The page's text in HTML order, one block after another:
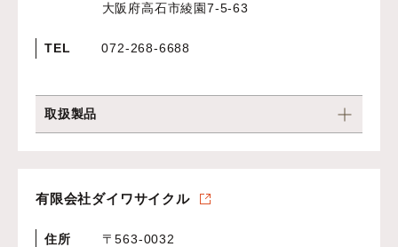
大阪府高石市綾園7-5-63
TEL 072-268-6688
取扱製品
有限会社ダイワサイクル
住所
〒563-0032